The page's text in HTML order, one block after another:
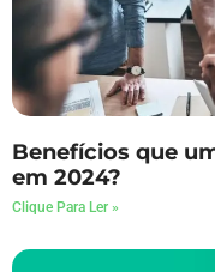
Benefícios que
em 2024?
Clique Para Ler »